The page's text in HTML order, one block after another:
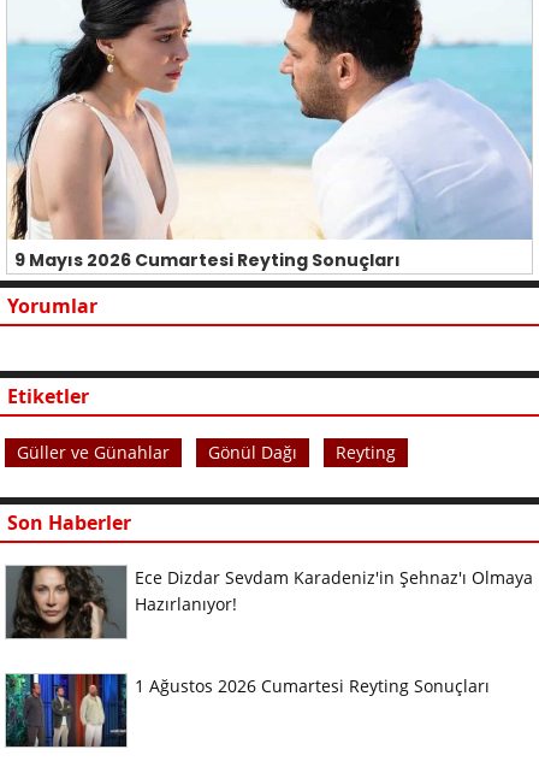
9 Mayıs 2026 Cumartesi Reyting Sonuçları
Yorumlar
Etiketler
Güller ve Günahlar Gönül Dağı Reyting
Son Haberler
Ece Dizdar Sevdam Karadeniz'in Şehnaz'ı Olmaya
Hazırlanıyor!
1 Ağustos 2026 Cumartesi Reyting Sonuçları